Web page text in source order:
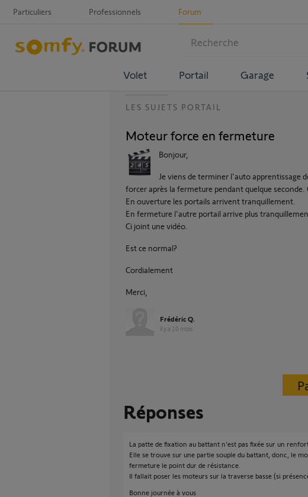
Particuliers Professionnels Forum
Volet Portail Garage
LES SUJETS PORTAIL
Moteur force en fermeture
Bonjour,
Je viens de terminer l'auto apprentissage
forcer après la fermeture pendant quelque
En ouverture les portails arrivent tranquillement.
En fermeture l'autre portail arrive plus
Ci joint une vidéo.
Est ce normal?
Cordialement
Merci,
Frédéric Q.
il y a 10 mois
Réponses
La patte de fixation au battant n'est pas fixée sur un
Elle se trouve sur une partie souple du battant, donc, le
fermeture le point dur de résistance.
Il fallait poser les moteurs sur la traverse basse (si
Bonne journée à vous